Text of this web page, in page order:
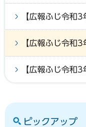
【広報ふじ令和
【広報ふじ令和
【広報ふじ令和
ピックアップ